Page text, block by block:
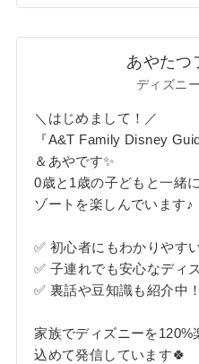
あやたつ
ディズニ
＼はじめまして！／
『A&T Family Disney
＆あやです✨
0歳と1歳の子どもと一緒
ゾートを楽しんでいます♪
✅ 初心者にもわかりやす
✅ 子連れでも安心なディ
✅ 裏話や豆知識も紹介中！
家族でディズニーを120%
込めて発信しています🍀